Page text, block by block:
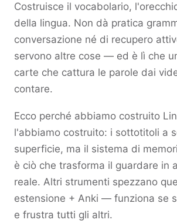
Costruisce il vocabolario,
della lingua. Non dà pratica
conversazione né di recupero
servono altre cose — ed è lì che
carte che cattura le parole dai
contare.
Ecco perché abbiamo costruito
l'abbiamo costruito: i sottotitoli a
superficie, ma il sistema di
è ciò che trasforma il guardare in
reale. Altri strumenti spezzano
estensione + Anki — funziona se
e frustra tutti gli altri.